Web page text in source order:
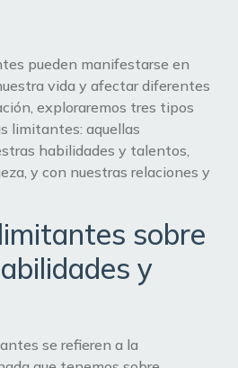
pueden manifestarse en
vida y afectar diferentes
exploraremos tres tipos
limitantes: aquellas
habilidades y talentos,
y con nuestras relaciones y
sobre
y
se refieren a la